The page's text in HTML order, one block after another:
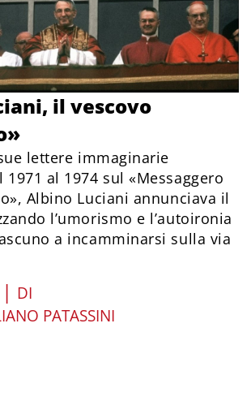
il vescovo
lettere immaginarie
al 1974 sul «Messaggero
Albino Luciani annunciava il
l’umorismo e l’autoironia
a incamminarsi sulla via
| DI
PATASSINI